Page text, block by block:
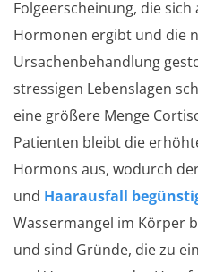
Folgeerscheinung, die sich
Hormonen ergibt und die
Ursachenbehandlung
stressigen Lebenslagen
eine größere Menge
Patienten bleibt die
Hormons aus, wodurch
und Haarausfall
Wassermangel im Körper
und sind Gründe, die zu